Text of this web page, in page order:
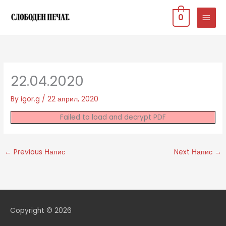
MAIN
0
22.04.2020
Byigor.g /22 април, 2020
Failed to load and decrypt PDF
← Previous Напис Next Напис →
Copyright © 2026